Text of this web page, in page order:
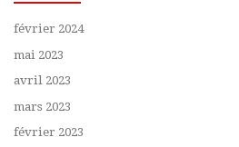
février 2024
mai 2023
avril 2023
mars 2023
février 2023